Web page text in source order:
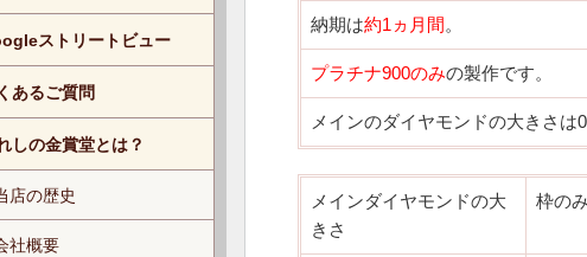
納期は約1ヵ月間。
プラチナ900のみの製作です。
メインのダイヤモンドの大きさは
メインダイヤモンドの大
きさ
枠の
ストリートビュー
あるご質問
しの金賞堂とは？
店の歴史
社概要